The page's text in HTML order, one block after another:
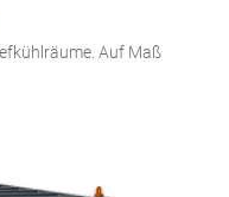
Auf Maß